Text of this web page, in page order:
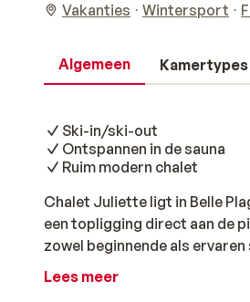
Vakanties Wintersport
Algemeen Kamertypes
Ski-in/ski-out
Ontspannen in de sauna
Ruim modern chalet
Chalet Juliette ligt in Belle
een topligging direct aan de
zowel beginnende als
van natuurlijke materialen en
Lees meer